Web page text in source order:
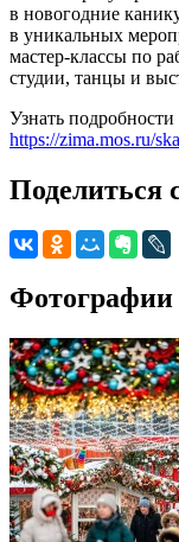
в новогодние
в уникальных
мастер-классы по
студии, танцы и
Узнать
https://zima.mos.ru/
Поделиться
Фотографии